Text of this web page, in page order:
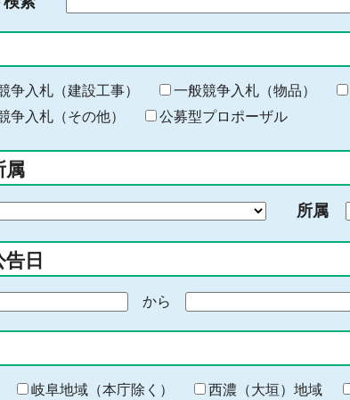
る
キ
ー
ー
入
力
争入札（建設工事） 一般競争入札（物品）
争入札（その他）
公募型プロポーザル
属
所属
日
から
終
わ
岐阜地域（本庁除く） 西濃（大垣）地域